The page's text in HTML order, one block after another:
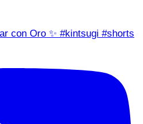
con Oro ✨ #kintsugi #shorts